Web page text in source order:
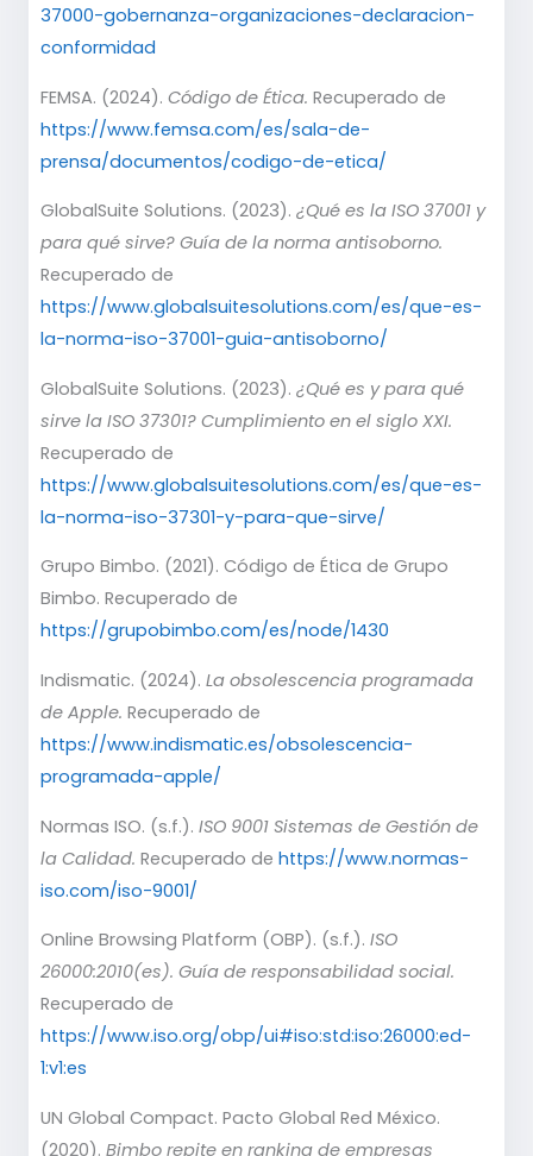
37000-gobernanza-organizaciones-declaracion-
conformidad
FEMSA. (2024). Código de Ética. Recuperado de
https://www.femsa.com/es/sala-de-
prensa/documentos/codigo-de-etica/
GlobalSuite Solutions. (2023). ¿Qué es la ISO 37001 y
para qué sirve? Guía de la norma antisoborno.
Recuperado de
https://www.globalsuitesolutions.com/es/que-es-
la-norma-iso-37001-guia-antisoborno/
GlobalSuite Solutions. (2023). ¿Qué es y para qué
sirve la ISO 37301? Cumplimiento en el siglo XXI.
Recuperado de
https://www.globalsuitesolutions.com/es/que-es-
la-norma-iso-37301-y-para-que-sirve/
Grupo Bimbo. (2021). Código de Ética de Grupo
Bimbo. Recuperado de
https://grupobimbo.com/es/node/1430
Indismatic. (2024). La obsolescencia programada
de Apple. Recuperado de
https://www.indismatic.es/obsolescencia-
programada-apple/
Normas ISO. (s.f.). ISO 9001 Sistemas de Gestión de
la Calidad. Recuperado de https://www.normas-
iso.com/iso-9001/
Online Browsing Platform (OBP). (s.f.). ISO
26000:2010(es). Guía de responsabilidad social.
Recuperado de
https://www.iso.org/obp/ui#iso:std:iso:26000:ed-
1:v1:es
UN Global Compact. Pacto Global Red México.
(2020). Bimbo repite en ranking de empresas